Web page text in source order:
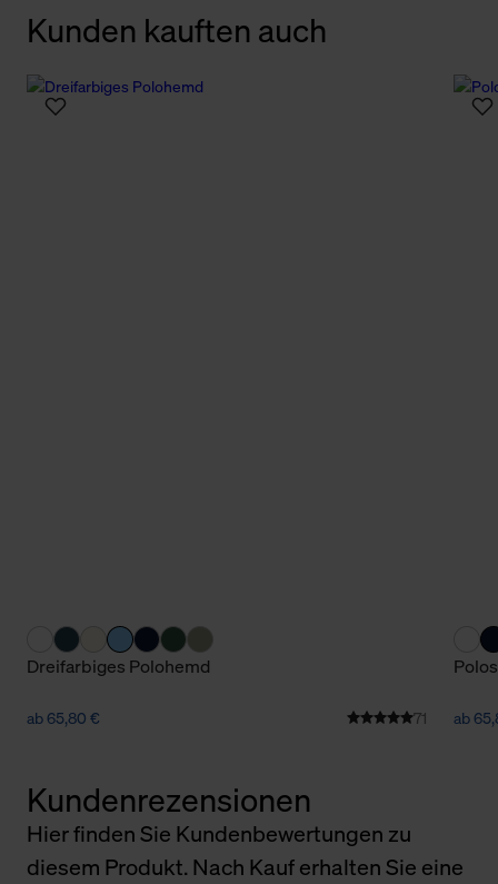
Kunden kauften auch
Dreifarbiges Polohemd
ab 65,80 € 71 ab
Kundenrezensionen
Hier finden Sie Kundenbewertungen zu
diesem Produkt. Nach Kauf erhalten Sie eine